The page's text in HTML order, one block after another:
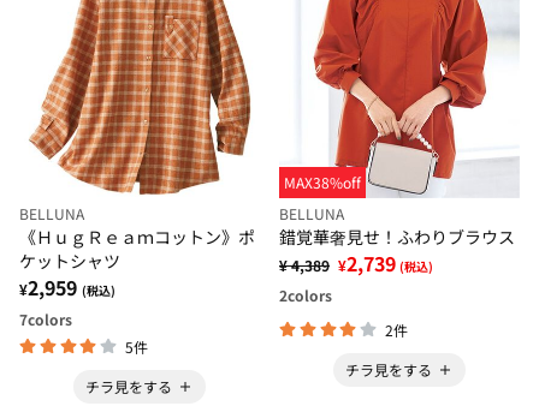
BELLUNA
《ＨｕｇＲｅａｍコットン》ポ
ケットシャツ
¥2,959 (税込)
7colors
5件
チラ見をする
MAX38%off
BELLUNA
錯覚華奢見せ！ふわりブラウス
¥ 4,389 ¥2,739 (税込)
2colors
2件
チラ見をする